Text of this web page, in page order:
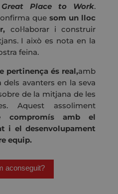
Great Place to Work.
quesom un lloc
col·laborar i construir
I això es nota en la
feina.
pertinença és real,amb
avanters en la seva
de la mitjana de les
Aquest assoliment
compromís amb el
i el desenvolupament
equip.
aconseguit?